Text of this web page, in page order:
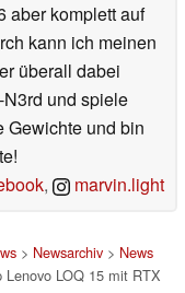
aber komplett auf
kann ich meinen
überall dabei
und spiele
Gewichte und bin
, marvin.light
> Newsarchiv> News
LOQ 15 mit RTX